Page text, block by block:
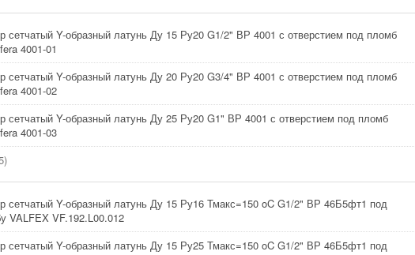
сетчатый Y-образный латунь Ду 15 Ру20 G1/2" ВР 4001 с отверстием под пломб
4001-01
сетчатый Y-образный латунь Ду 20 Ру20 G3/4" ВР 4001 с отверстием под пломб
4001-02
сетчатый Y-образный латунь Ду 25 Ру20 G1" ВР 4001 с отверстием под пломб
4001-03
сетчатый Y-образный латунь Ду 15 Ру16 Тмакс=150 oC G1/2" ВР 46Б5фт1 под
VALFEX VF.192.L00.012
сетчатый Y-образный латунь Ду 15 Ру25 Тмакс=150 oC G1/2" ВР 46Б5фт1 под